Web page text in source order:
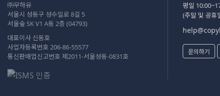
㈜무하유
서울시 성동구 성수일로 8길 5
서울숲 SK V1 A동 2층 (04793)
대표이사 신동호
사업자등록번호 206-86-55577
통신판매업신고번호 제2011-서울성동-0831호
평일
(주말 및 공휴
문의하기